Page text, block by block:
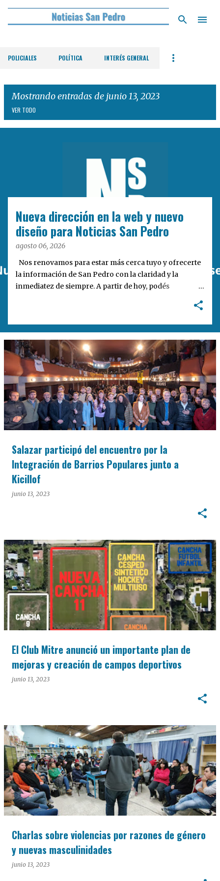
Ir al contenido principal
POLICIALES POLÍTICA INTERÉS GENERAL
Mostrando entradas de junio 13, 2023
VER TODO
Nueva dirección en la web y nuevo
diseño para Noticias San Pedro
agosto 06, 2026
Nos renovamos para estar más cerca tuyo y ofrecerte
la información de San Pedro con la claridad y la
inmediatez de siempre. A partir de hoy, podés
Desarrollamos una interfaz más ágil, moderna e
intuitiva, pensada para optimizar la navegación desde
cualquier dispositivo, facilitar el acceso a las noticias
locales y potenciar la interacción de los lectores con
nuestros contenidos.
Salazar participó del encuentro por la
Integración de Barrios Populares junto a
Kicillof
junio 13, 2023
El Club Mitre anunció un importante plan de
mejoras y creación de campos deportivos
junio 13, 2023
Charlas sobre violencias por razones de género
y nuevas masculinidades
junio 13, 2023